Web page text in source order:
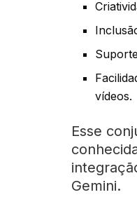
vídeos.
Esse
Gemini.